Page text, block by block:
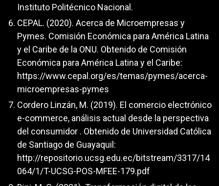
Instituto Politécnico Nacional.
CEPAL. (2020). Acerca de Microempresas y
Pymes. Comisión Económica para América Latina
y el Caribe de la ONU. Obtenido de Comisión
Económica para América Latina y el Caribe:
https://www.cepal.org/es/temas/pymes/acerca-
microempresas-pymes
Cordero Linzán, M. (2019). El comercio electrónico
e-commerce, análisis actual desde la perspectiva
del consumidor . Obtenido de Universidad Católica
de Santiago de Guayaquil:
http://repositorio.ucsg.edu.ec/bitstream/3317/14
064/1/T-UCSG-POS-MFEE-179.pdf